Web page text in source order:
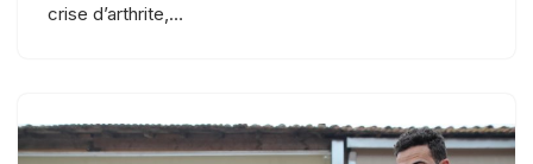
crise d’arthrite,…